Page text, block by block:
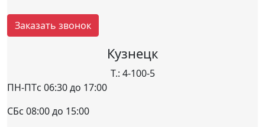
Заказать звонок
Кузнецк
Т.: 4-100-5
ПН-ПТс 06:30 до 17:00
СБс 08:00 до 15:00